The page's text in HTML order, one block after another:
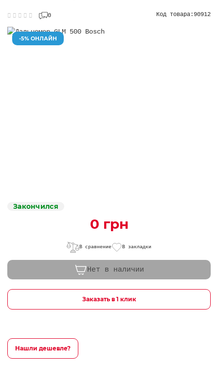
0 Код товара:90912
-5% ОНЛАЙН
Закончился
0 грн
В сравнение В закладки
Нет в наличии
Заказать в 1 клик
Нашли дешевле?